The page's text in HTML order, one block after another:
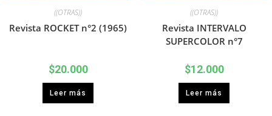
((OTRAS))
Revista ROCKET n°2 (1965)
$20.000
Leer más
((OTRAS))
Revista INTERVALO
SUPERCOLOR n°7
$12.000
Leer más